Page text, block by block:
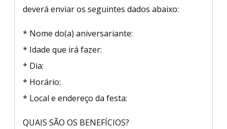
deverá enviar os seguintes dados abaixo:
* Nome do(a) aniversariante:
* Idade que irá fazer:
* Dia:
* Horário:
* Local e endereço da festa:
QUAIS SÃO OS BENEFÍCIOS?